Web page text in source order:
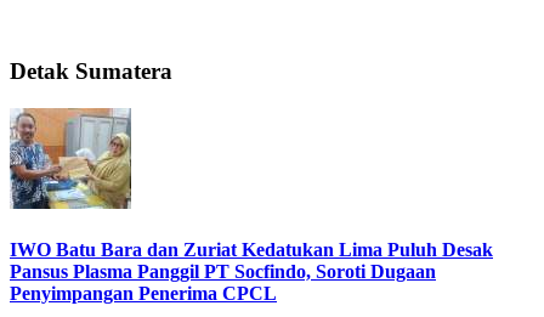
Detak Sumatera
IWO Batu Bara dan Zuriat Kedatukan Lima Puluh Desak
Pansus Plasma Panggil PT Socfindo, Soroti Dugaan
Penyimpangan Penerima CPCL